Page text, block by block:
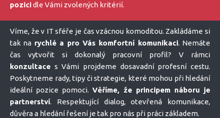
pozicidle Vámi zvolených kritérií.
Víme, že v IT sféře je čas vzácnou komoditou. Zakládáme si
tak na rychlé a pro Vás komfortní komunikaci. Nemáte
čas vytvořit si dokonalý pracovní profil? V rámci
konzultace s Vámi projdeme dosavadní profesní cestu.
Poskytneme rady, tipy či strategie, které mohou při hledání
ideální pozice pomoci.Věříme, že principem náboru je
partnerství. Respektující dialog, otevřená komunikace,
důvěra a hledání řešení je tak pro nás při práci základem.